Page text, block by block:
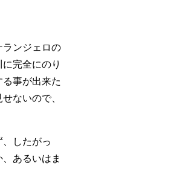
ランジェロの
完全にのり
事が出来た
ないので、
したがっ
あるいはま